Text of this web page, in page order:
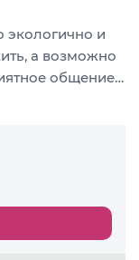
экологично и
а возможно
общение…